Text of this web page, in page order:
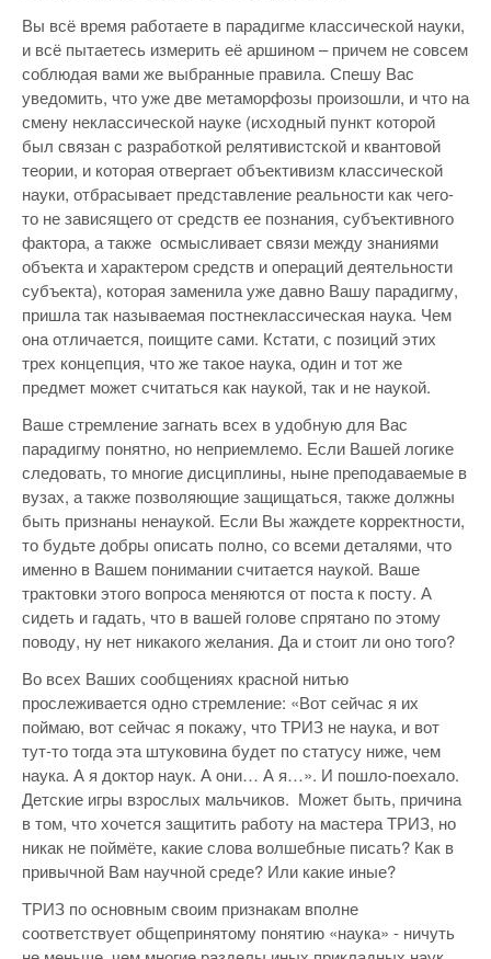
Вы всё время работаете в парадигме классической науки,
и всё пытаетесь измерить её аршином – причем не совсем
соблюдая вами же выбранные правила. Спешу Вас
уведомить, что уже две метаморфозы произошли, и что на
смену неклассической науке (исходный пункт которой
был связан с разработкой релятивистской и кванто­вой
теории, и которая отвергает объективизм классической
науки, от­брасывает представление реальности как чего-
то не завися­щего от средств ее познания, субъективного
фактора, а также осмысливает связи между знаниями
объекта и характером средств и операций деятельности
субъекта), которая заменила уже давно Вашу парадигму,
пришла так называемая постнеклассическая наука. Чем
она отличается, поищите сами. Кстати, с позиций этих
трех концепция, что же такое наука, один и тот же
предмет может считаться как наукой, так и не наукой.
Ваше стремление загнать всех в удобную для Вас
парадигму понятно, но неприемлемо. Если Вашей логике
следовать, то многие дисциплины, ныне преподаваемые в
вузах, а также позволяющие защищаться, также должны
быть признаны ненаукой. Если Вы жаждете корректности,
то будьте добры описать полно, со всеми деталями, что
именно в Вашем понимании считается наукой. Ваше
трактовки этого вопроса меняются от поста к посту. А
сидеть и гадать, что в вашей голове спрятано по этому
поводу, ну нет никакого желания. Да и стоит ли оно того?
Во всех Ваших сообщениях красной нитью
прослеживается одно стремление: «Вот сейчас я их
поймаю, вот сейчас я покажу, что ТРИЗ не наука, и вот
тут-то тогда эта штуковина будет по статусу ниже, чем
наука. А я доктор наук. А они… А я…». И пошло-поехало.
Детские игры взрослых мальчиков. Может быть, причина
в том, что хочется защитить работу на мастера ТРИЗ, но
никак не поймёте, какие слова волшебные писать? Как в
привычной Вам научной среде? Или какие иные?
ТРИЗ по основным своим признакам вполне
соответствует общепринятому понятию «наука» - ничуть